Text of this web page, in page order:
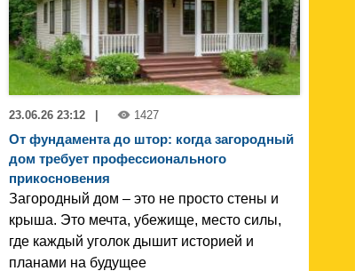
23.06.26 23:12 1427
От фундамента до штор: когда загородный
дом требует профессионального
прикосновения
Загородный дом – это не просто стены и
крыша. Это мечта, убежище, место силы,
где каждый уголок дышит историей и
планами на будущее